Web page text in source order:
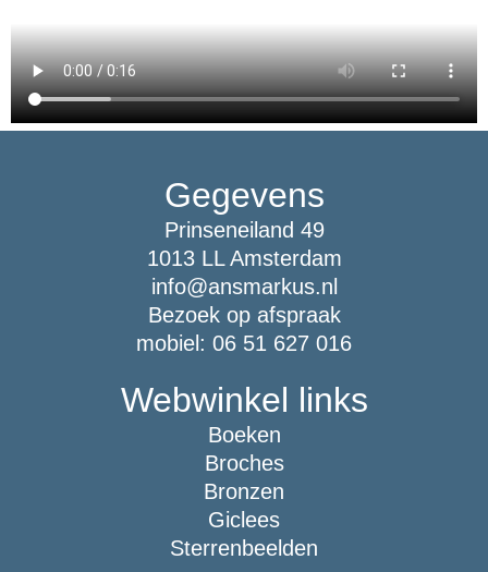
Gegevens
Prinseneiland 49
1013 LL Amsterdam
info@ansmarkus.nl
Bezoek op afspraak
mobiel: 06 51 627 016
Webwinkel links
Boeken
Broches
Bronzen
Giclees
Sterrenbeelden